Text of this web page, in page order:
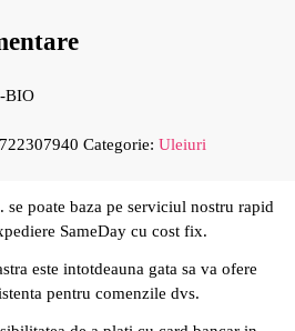
BIO
Categorie: Uleiuri
se poate baza pe serviciul nostru rapid
SameDay cu cost fix.
este intotdeauna gata sa va ofere
pentru comenzile dvs.